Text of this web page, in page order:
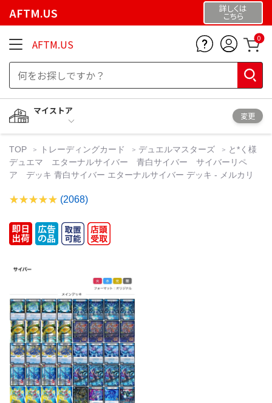
AFTM.US 詳しくは
こちら
AFTM.US 0
マイストア
変更
TOP トレーディングカード デュエルマスターズ
と*く様
デュエマ エターナルサイバー 青白サイバー サイバーリペ
ア デッキ 青白サイバー エターナルサイバー デッキ - メルカリ
(2068)